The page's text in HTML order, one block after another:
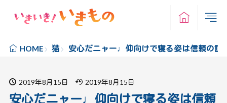
HOME 猫 安心だニャー♩仰向けで寝る姿は信頼の証
2019年8月15日 2019年8月15日
安心だニャー♩仰向けで寝る姿は信頼